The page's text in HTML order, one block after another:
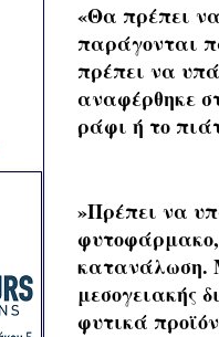
«Θα πρέπει
παράγονται
πρέπει να
αναφέρθηκε
ράφι ή το
»Πρέπει να
φυτοφάρμακο,
κατανάλωση.
μεσογειακής
φυτικά